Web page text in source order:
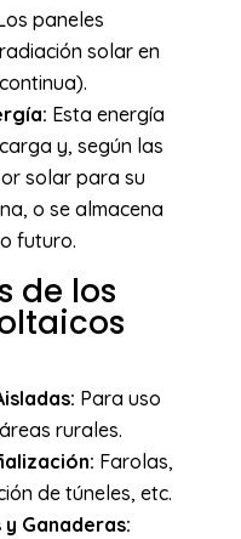
paneles
solar en
Esta energía
y, según las
solar para su
o se almacena
futuro.
de los
Para uso
rurales.
Farolas,
de túneles, etc.
Ganaderas: